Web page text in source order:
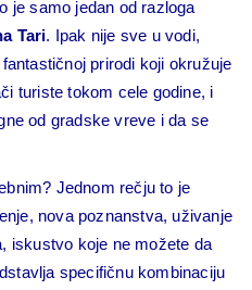
je samo jedan od razloga
Tari. Ipak nije sve u vodi,
prirodi koji okružuje
turiste tokom cele godine, i
od gradske vreve i da se
Jednom rečju to je
nova poznanstva, uživanje
iskustvo koje ne možete da
specifičnu kombinaciju